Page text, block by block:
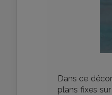
Dans ce
plans fixes